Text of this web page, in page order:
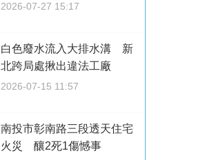
2026-07-27 15:17
白色廢水流入大排水溝 新
北跨局處揪出違法工廠
2026-07-15 11:57
南投市彰南路三段透天住宅
火災 釀2死1傷憾事